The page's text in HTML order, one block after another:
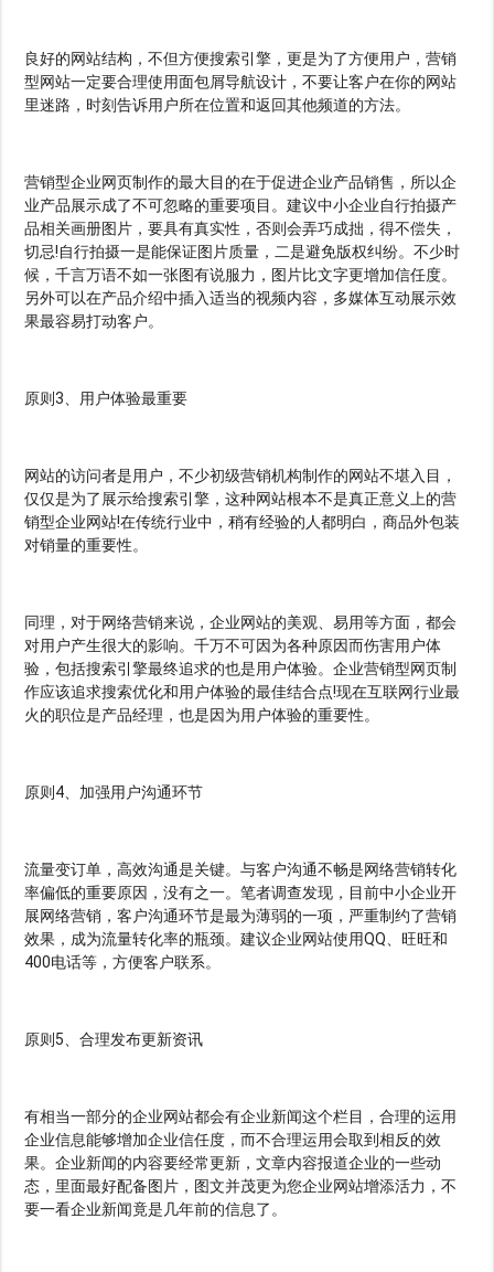
良好的网站结构，不但方便搜索引擎，更是为了方便用户，营销
型网站一定要合理使用面包屑导航设计，不要让客户在你的网站
里迷路，时刻告诉用户所在位置和返回其他频道的方法。
营销型企业网页制作的最大目的在于促进企业产品销售，所以企
业产品展示成了不可忽略的重要项目。建议中小企业自行拍摄产
品相关画册图片，要具有真实性，否则会弄巧成拙，得不偿失，
切忌!自行拍摄一是能保证图片质量，二是避免版权纠纷。不少时
候，千言万语不如一张图有说服力，图片比文字更增加信任度。
另外可以在产品介绍中插入适当的视频内容，多媒体互动展示效
果最容易打动客户。
原则3、用户体验最重要
网站的访问者是用户，不少初级营销机构制作的网站不堪入目，
仅仅是为了展示给搜索引擎，这种网站根本不是真正意义上的营
销型企业网站!在传统行业中，稍有经验的人都明白，商品外包装
对销量的重要性。
同理，对于网络营销来说，企业网站的美观、易用等方面，都会
对用户产生很大的影响。千万不可因为各种原因而伤害用户体
验，包括搜索引擎最终追求的也是用户体验。企业营销型网页制
作应该追求搜索优化和用户体验的最佳结合点!现在互联网行业最
火的职位是产品经理，也是因为用户体验的重要性。
原则4、加强用户沟通环节
流量变订单，高效沟通是关键。与客户沟通不畅是网络营销转化
率偏低的重要原因，没有之一。笔者调查发现，目前中小企业开
展网络营销，客户沟通环节是最为薄弱的一项，严重制约了营销
效果，成为流量转化率的瓶颈。建议企业网站使用QQ、旺旺和
400电话等，方便客户联系。
原则5、合理发布更新资讯
有相当一部分的企业网站都会有企业新闻这个栏目，合理的运用
企业信息能够增加企业信任度，而不合理运用会取到相反的效
果。企业新闻的内容要经常更新，文章内容报道企业的一些动
态，里面最好配备图片，图文并茂更为您企业网站增添活力，不
要一看企业新闻竟是几年前的信息了。